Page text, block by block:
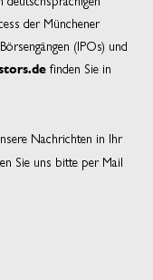
der Münchener
(IPOs) und
finden Sie in
Nachrichten in Ihr
Sie uns bitte per Mail